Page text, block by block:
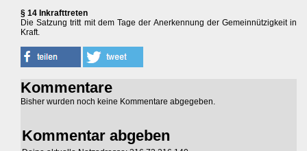
§ 14 Inkrafttreten
Die Satzung tritt mit dem Tage der Anerkennung der Gemeinnützigkeit in
Kraft.
Kommentare
Bisher wurden noch keine Kommentare abgegeben.
Kommentar abgeben